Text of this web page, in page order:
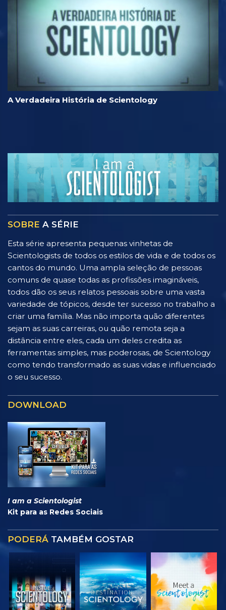
A Verdadeira História de Scientology
SOBRE A SÉRIE
Esta série apresenta pequenas vinhetas de
Scientologists de todos os estilos de vida e de todos os
cantos do mundo. Uma ampla seleção de pessoas
comuns de quase todas as profissões imagináveis,
todos dão os seus relatos pessoais sobre uma vasta
variedade de tópicos, desde ter sucesso no trabalho a
criar uma família. Mas não importa quão diferentes
sejam as suas carreiras, ou quão remota seja a
distância entre eles, cada um deles credita as
ferramentas simples, mas poderosas, de Scientology
como tendo transformado as suas vidas e influenciado
o seu sucesso.
DOWNLOAD
I am a Scientologist
Kit para as Redes Sociais
PODERÁ TAMBÉM GOSTAR